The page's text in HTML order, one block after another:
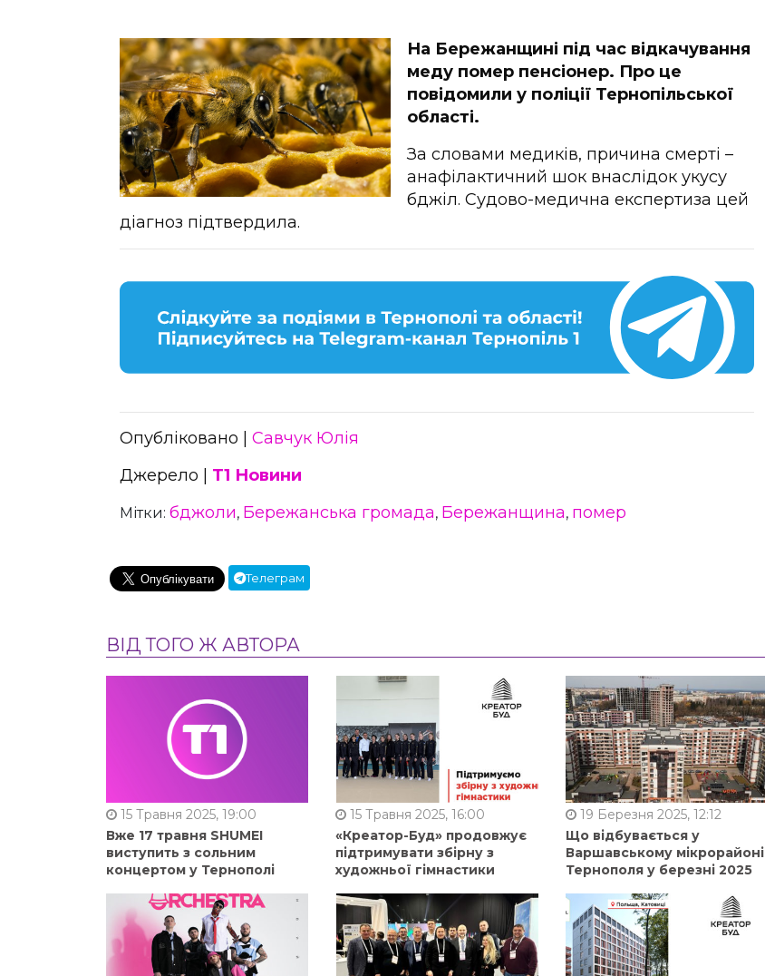
На Бережанщині під час відкачування
меду помер пенсіонер. Про це
повідомили у поліції Тернопільської
області.
За словами медиків, причина смерті –
анафілактичний шок внаслідок укусу
бджіл. Судово-медична експертиза цей
діагноз підтвердила.
Опубліковано | Савчук Юлія
Джерело | Т1 Новини
Мітки: бджоли, Бережанська громада, Бережанщина, помер
Телеграм
ВІД ТОГО Ж АВТОРА
15 Травня 2025, 19:00
Вже 17 травня SHUMEI
виступить з сольним
концертом у Тернополі
15 Травня 2025, 16:00
«Креатор-Буд» продовжує
підтримувати збірну з
художньої гімнастики
19 Березня 2025, 12:12
Що відбувається у
Варшавському мікрорайоні
Тернополя у березні 2025